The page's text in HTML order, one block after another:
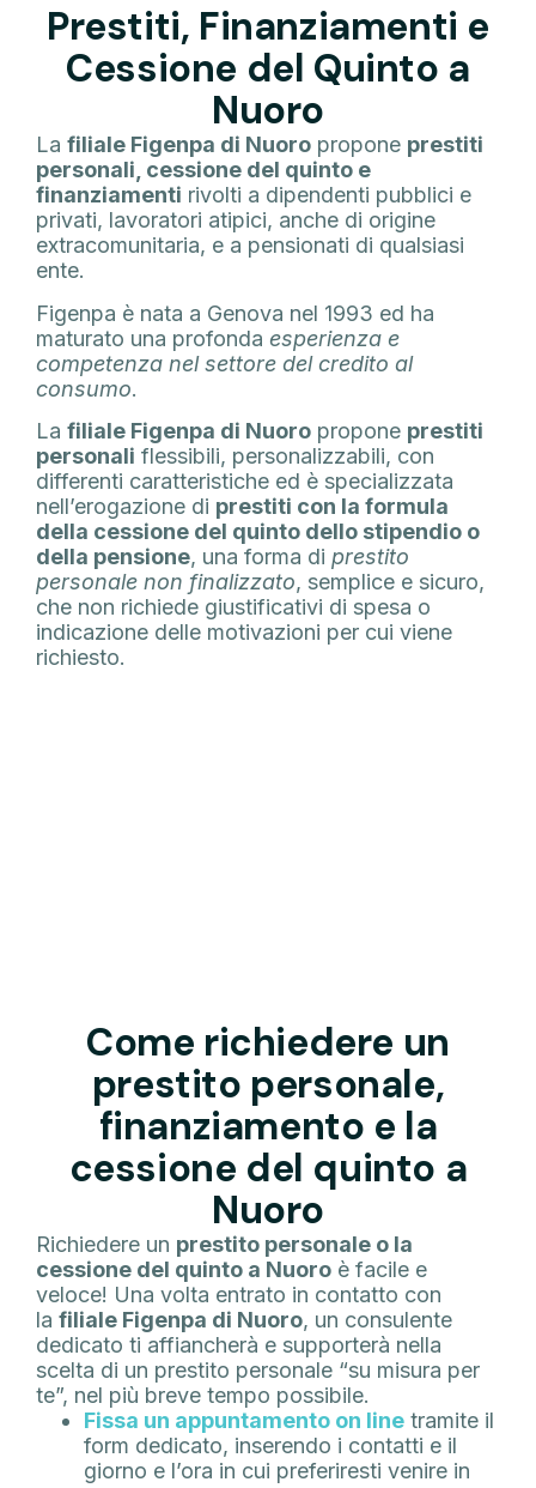
Prestiti, Finanziamenti e
Cessione del Quinto a
Nuoro
La filiale Figenpa di Nuoro propone prestiti
personali, cessione del quinto e
finanziamenti rivolti a dipendenti pubblici e
privati, lavoratori atipici, anche di origine
extracomunitaria, e a pensionati di qualsiasi
ente.
Figenpa è nata a Genova nel 1993 ed ha
maturato una profonda esperienza e
competenza nel settore del credito al
consumo.
La filiale Figenpa di Nuoro propone prestiti
personali flessibili, personalizzabili, con
differenti caratteristiche ed è specializzata
nell’erogazione di prestiti con la formula
della cessione del quinto dello stipendio o
della pensione, una forma di prestito
personale non finalizzato, semplice e sicuro,
che non richiede giustificativi di spesa o
indicazione delle motivazioni per cui viene
richiesto.
Come richiedere un
prestito personale,
finanziamento e la
cessione del quinto a
Nuoro
Richiedere un prestito personale o la
cessione del quinto a Nuoro è facile e
veloce! Una volta entrato in contatto con
la filiale Figenpa di Nuoro, un consulente
dedicato ti affiancherà e supporterà nella
scelta di un prestito personale “su misura per
te”, nel più breve tempo possibile.
Fissa un appuntamento on line tramite il
form dedicato, inserendo i contatti e il
giorno e l’ora in cui preferiresti venire in